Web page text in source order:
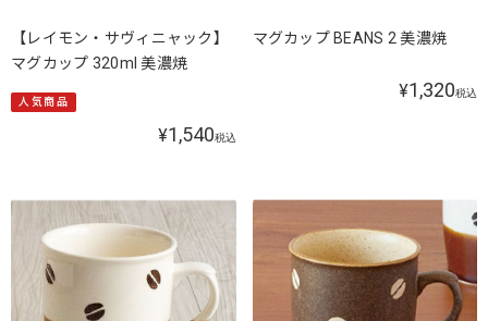
【レイモン・サヴィニャック】
マグカップ 320ml 美濃焼
人気商品
¥1,540税込
マグカップ BEANS 2 美濃焼
¥1,320税込